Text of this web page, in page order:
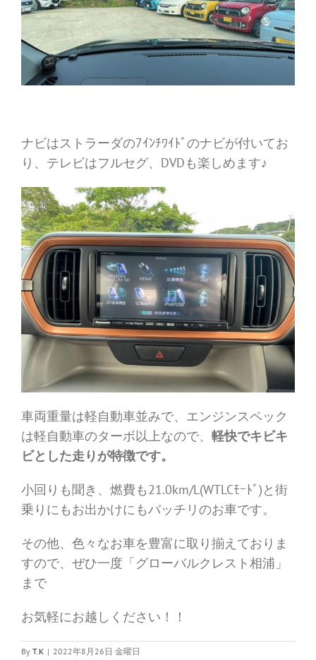
ナビはストラーダの7ｲﾝﾁﾜｲﾄﾞのナビが付いてお
り、テレビはフルセグ、DVDも楽しめます♪
車両重量は軽自動車並みで、エンジンスペック
は軽自動車のターボ以上なので、 軽快でキビキ
ビとした走りが特徴です。
小回りも聞き、燃費も21.0km/L(WTLCﾓｰﾄﾞ)と街
乗りにもお出かけにもバッチリのお車です。
その他、色々なお車を豊富に取り揃えておりま
すので、ぜひ一度「グローバルクレスト相浦」
まで
お気軽にお越しください！！
By T.K | 2022年8月26日 金曜日